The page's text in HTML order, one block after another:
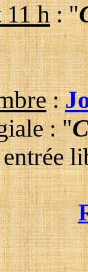
11 h:"
:
: "
entrée